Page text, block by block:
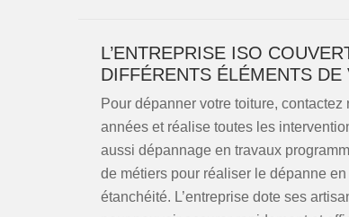
L’ENTREPRISE ISO
DIFFÉRENTS ÉLÉMENTS
Pour dépanner votre toiture,
années et réalise toutes les
aussi dépannage en travaux
de métiers pour réaliser le dépanne
étanchéité. L’entreprise dote ses